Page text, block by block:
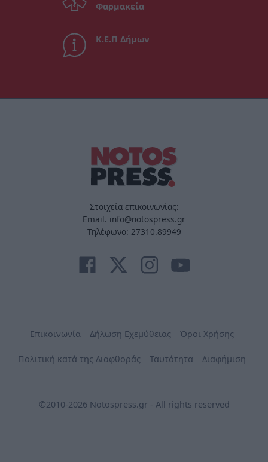
Φαρμακεία
Κ.Ε.Π Δήμων
Στοιχεία επικοινωνίας:
Email. info@notospress.gr
Τηλέφωνο: 27310.89949
Επικοινωνία Δήλωση Εχεμύθειας Όροι Χρήσης
Πολιτική κατά της Διαφθοράς Ταυτότητα Διαφήμιση
©2010-2026 Notospress.gr - All rights reserved